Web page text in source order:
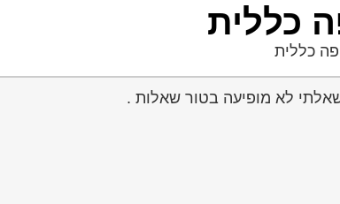
כללית
כללית